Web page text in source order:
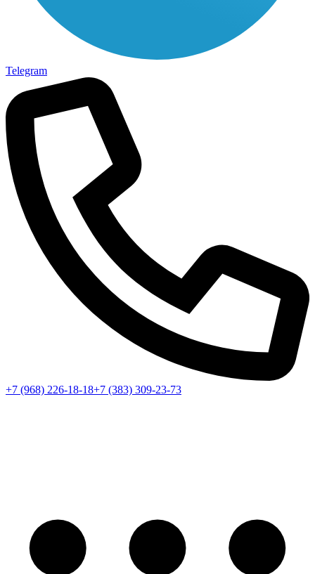
Telegram
+7 (968) 226-18-18+7 (383) 309-23-73